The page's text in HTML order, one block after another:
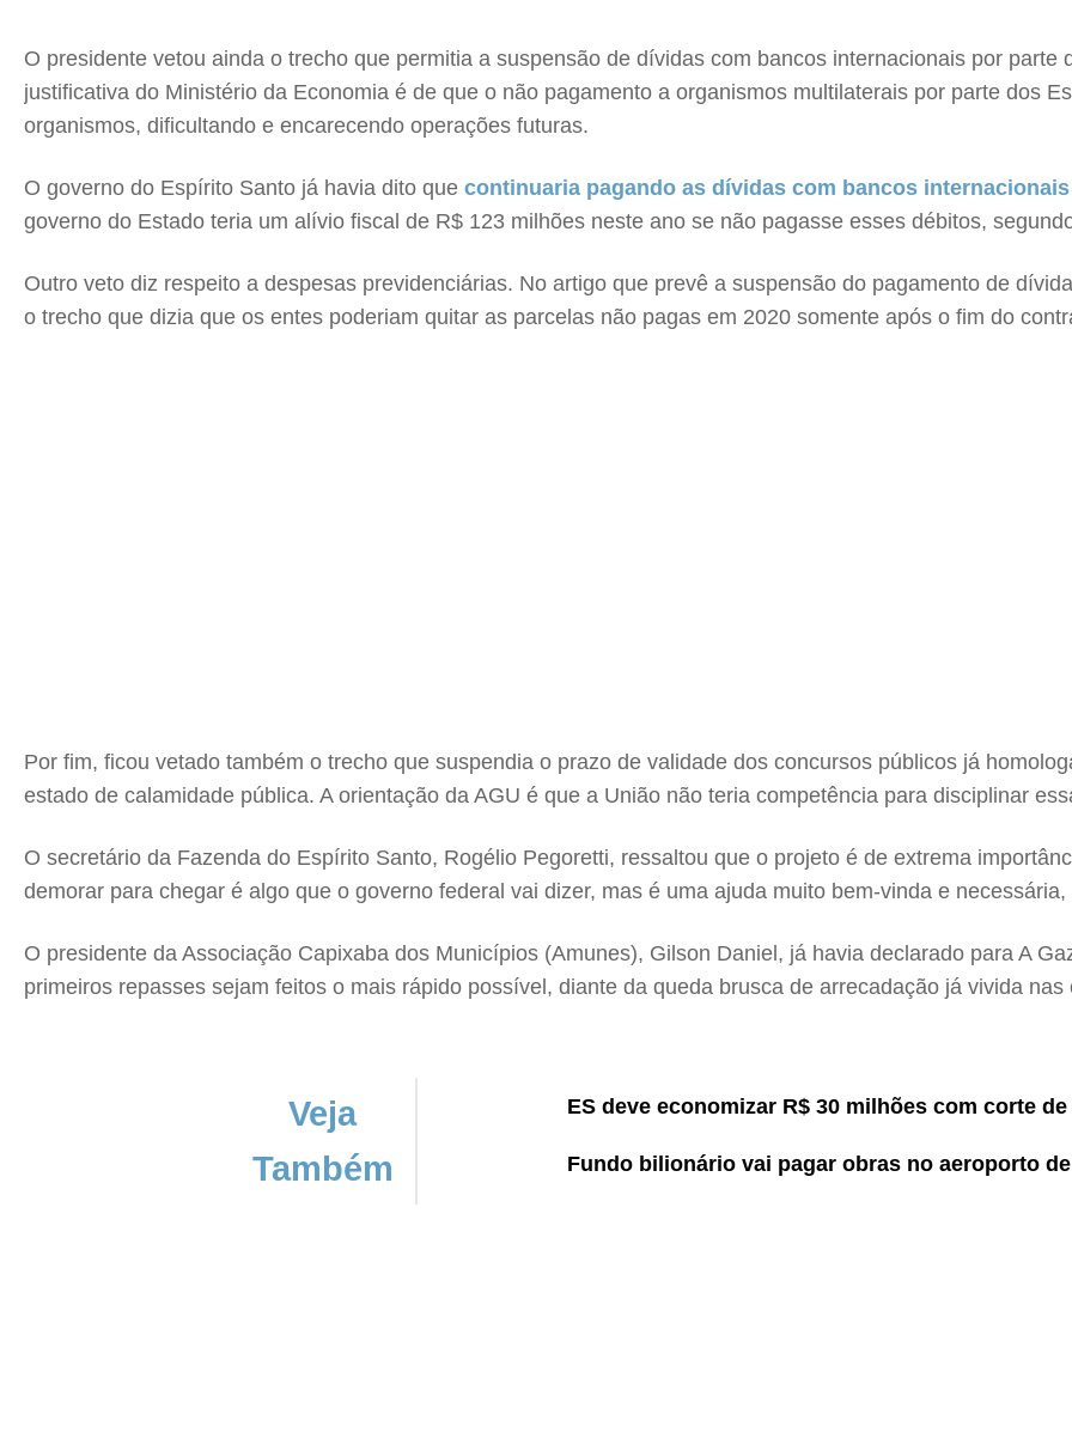
O presidente vetou ainda o trecho que permitia a suspensão de dívidas com bancos internacionais por parte
justificativa do Ministério da Economia é de que o não pagamento a organismos multilaterais por parte dos
organismos, dificultando e encarecendo operações futuras.
O governo do Espírito Santo já havia dito que continuaria pagando as dívidas com bancos internacionais
governo do Estado teria um alívio fiscal de R$ 123 milhões neste ano se não pagasse esses débitos,
Outro veto diz respeito a despesas previdenciárias. No artigo que prevê a suspensão do pagamento de
o trecho que dizia que os entes poderiam quitar as parcelas não pagas em 2020 somente após o fim do
Por fim, ficou vetado também o trecho que suspendia o prazo de validade dos concursos públicos já
estado de calamidade pública. A orientação da AGU é que a União não teria competência para disciplinar
O secretário da Fazenda do Espírito Santo, Rogélio Pegoretti, ressaltou que o projeto é de extrema
demorar para chegar é algo que o governo federal vai dizer, mas é uma ajuda muito bem-vinda e
O presidente da Associação Capixaba dos Municípios (Amunes), Gilson Daniel, já havia declarado para A
primeiros repasses sejam feitos o mais rápido possível, diante da queda brusca de arrecadação já vivida nas
Veja
Também
ES deve economizar R$ 30 milhões com corte
Fundo bilionário vai pagar obras no aeroporto